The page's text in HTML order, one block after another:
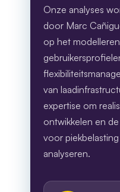
Onze analyses
door Marc
op het
van
expertise om
ontwikkelen en
voor
analyseren.